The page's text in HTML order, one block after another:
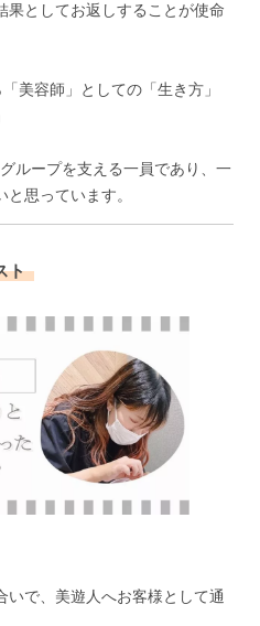
果としてお返しすることが使命
美容師」としての「生き方」
ループを支える一員であり、一
思っています。
ト
いで、美遊人へお客様として通